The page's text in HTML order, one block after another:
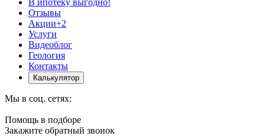
В ипотеку выгодно!
Отзывы
Акции+2
Услуги
Видеоблог
Геология
Контакты
Калькулятор
Мы в соц. сетях:
Помощь в подборе
Закажите обратный звонок